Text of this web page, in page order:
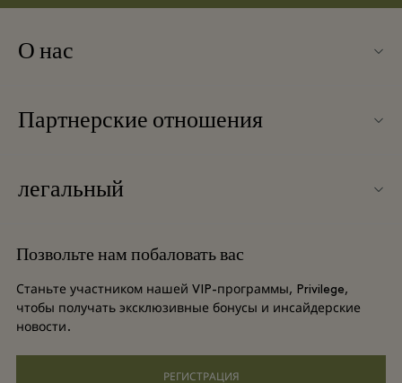
О нас
Связаться с нами
Вакансии
Загрузить приложение
Партнерские отношения
Групповое бронирование
легальный
Условия и положения для привилегированного участника
Privacy notice
Позвольте нам побаловать вас
Станьте участником нашей VIP-программы, Privilege,
чтобы получать эксклюзивные бонусы и инсайдерские
новости.
РЕГИСТРАЦИЯ